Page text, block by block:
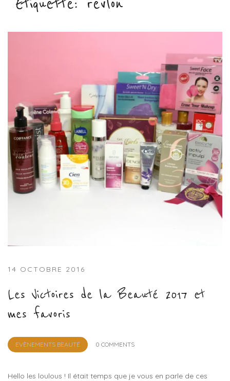
14 OCTOBRE 2016
Les Victoires de la Beauté 2017 et
mes favoris
EVÈNEMENTS BEAUTÉ
by
0 COMMENTS
Hello les loulous ! Il était temps que je vous en parle de ces